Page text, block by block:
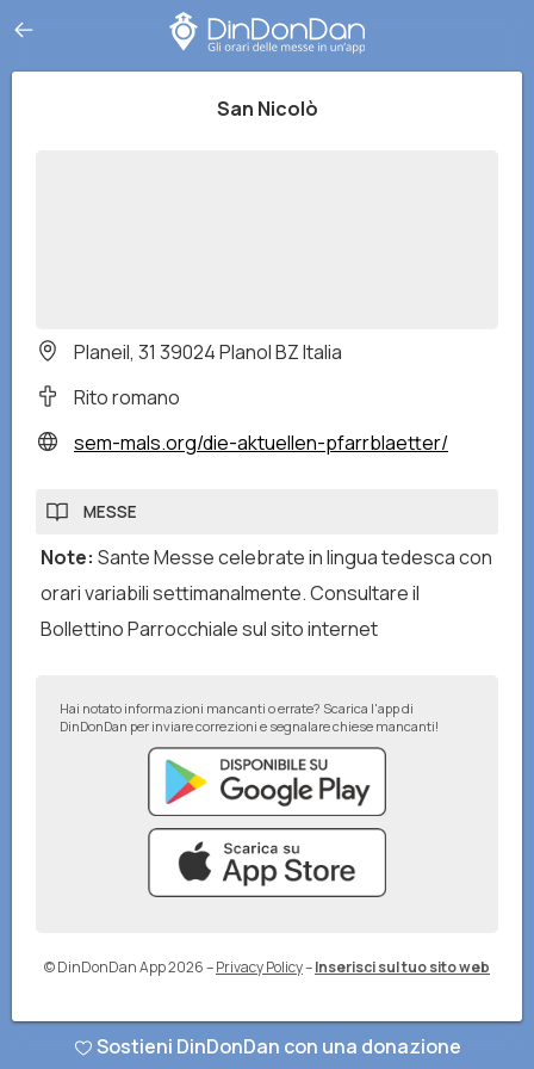
San Nicolò
Planeil, 31 39024 Planol BZ Italia
Rito romano
sem-mals.org/die-aktuellen-pfarrblaetter/
MESSE
Note: Sante Messe celebrate in lingua tedesca con
orari variabili settimanalmente. Consultare il
Bollettino Parrocchiale sul sito internet
Hai notato informazioni mancanti o errate? Scarica l'app di
DinDonDan per inviare correzioni e segnalare chiese mancanti!
© DinDonDan App 2026–Privacy Policy–Inserisci sul tuo sito web
Sostieni DinDonDan con una donazione